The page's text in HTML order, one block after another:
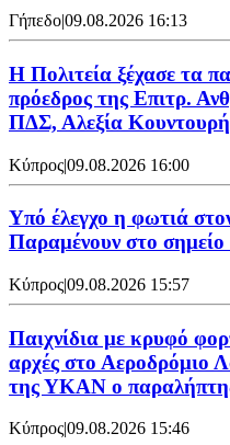
Γήπεδο|09.08.2026 16:13
Η Πολιτεία ξέχασε τα
πρόεδρος της Επιτρ.
ΠΔΣ, Αλεξία
Κύπρος|09.08.2026 16:00
Υπό έλεγχο η φωτιά
Παραμένουν στο σημείο
Κύπρος|09.08.2026 15:57
Παιχνίδια με κρυφό
αρχές στο Αεροδρόμιο
της ΥΚΑΝ ο
Κύπρος09.08.2026 15:46